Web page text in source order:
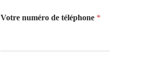
Votre numéro de téléphone *